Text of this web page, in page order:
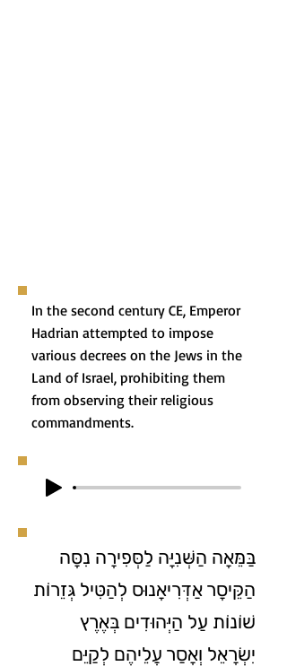
In the second century CE, Emperor
Hadrian attempted to impose
various decrees on the Jews in the
Land of Israel, prohibiting them
from observing their religious
commandments.
בַּמֵּאָה הַשְּׁנִיָּה לַסְּפִירָה נִסָּה
הַקֵּיסָר אַדְּרִיאָנוּס לְהַטִּיל גְּזֵרוֹת
שׁוֹנוֹת עַל הַיְּהוּדִים בְּאֶרֶץ
יִשְׂרָאֵל וְאָסַר עֲלֵיהֶם לְקַיֵּם